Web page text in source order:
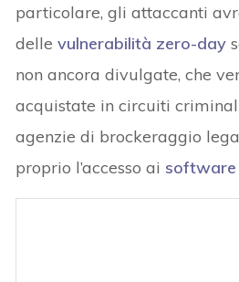
particolare, gli attaccanti
dellevulnerabilità zero-day
non ancora divulgate, che
acquistate in circuiti
agenzie di brockeraggio
proprio l’accesso ai software